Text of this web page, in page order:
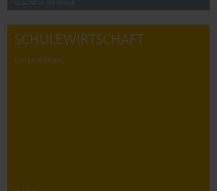
QUALITÄT IN DER SCHULE
SCHULE­WIRTSCHAFT
Unternehmen